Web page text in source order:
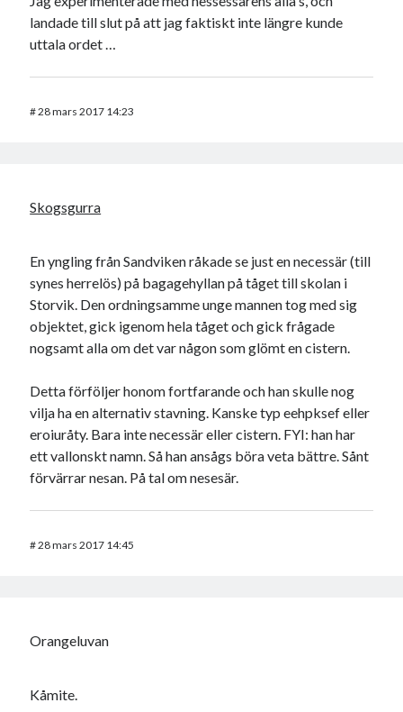
landade till slut på att jag faktiskt inte längre kunde
uttala ordet …
#28 mars 2017 14:23
Skogsgurra
En yngling från Sandviken råkade se just en necessär (till
synes herrelös) på bagagehyllan på tåget till skolan i
Storvik. Den ordningsamme unge mannen tog med sig
objektet, gick igenom hela tåget och gick frågade
nogsamt alla om det var någon som glömt en cistern.
Detta förföljer honom fortfarande och han skulle nog
vilja ha en alternativ stavning. Kanske typ eehpksef eller
eroiuråty. Bara inte necessär eller cistern. FYI: han har
ett vallonskt namn. Så han ansågs böra veta bättre. Sånt
förvärrar nesan. På tal om nesesär.
#28 mars 2017 14:45
Orangeluvan
Kåmite.